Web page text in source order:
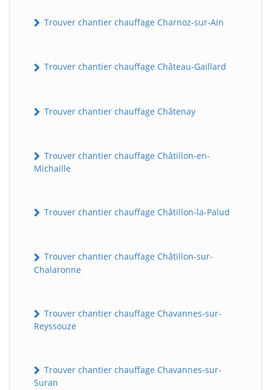
Trouver chantier chauffage Charnoz-sur-Ain
Trouver chantier chauffage Château-Gaillard
Trouver chantier chauffage Châtenay
Trouver chantier chauffage Châtillon-en-
Michaille
Trouver chantier chauffage Châtillon-la-Palud
Trouver chantier chauffage Châtillon-sur-
Chalaronne
Trouver chantier chauffage Chavannes-sur-
Reyssouze
Trouver chantier chauffage Chavannes-sur-
Suran